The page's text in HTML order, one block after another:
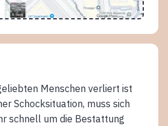
Menschen verliert ist
Schocksituation, muss sich
schnell um die Bestattung